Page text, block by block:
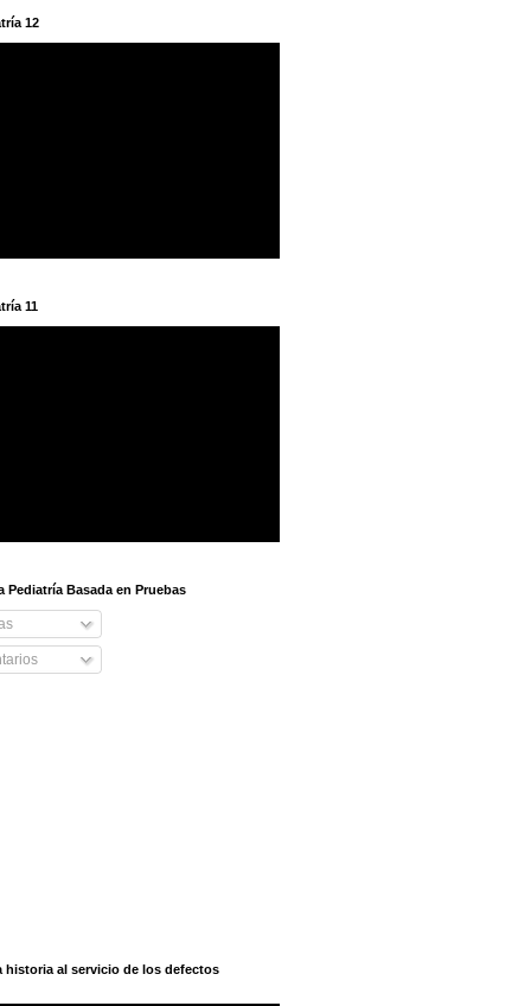
12
11
Pediatría Basada en Pruebas
historia al servicio de los defectos